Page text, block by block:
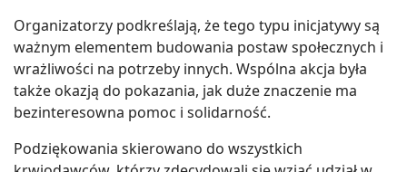
Organizatorzy podkreślają, że tego typu inicjatywy są
ważnym elementem budowania postaw społecznych i
wrażliwości na potrzeby innych. Wspólna akcja była
także okazją do pokazania, jak duże znaczenie ma
bezinteresowna pomoc i solidarność.
Podziękowania skierowano do wszystkich